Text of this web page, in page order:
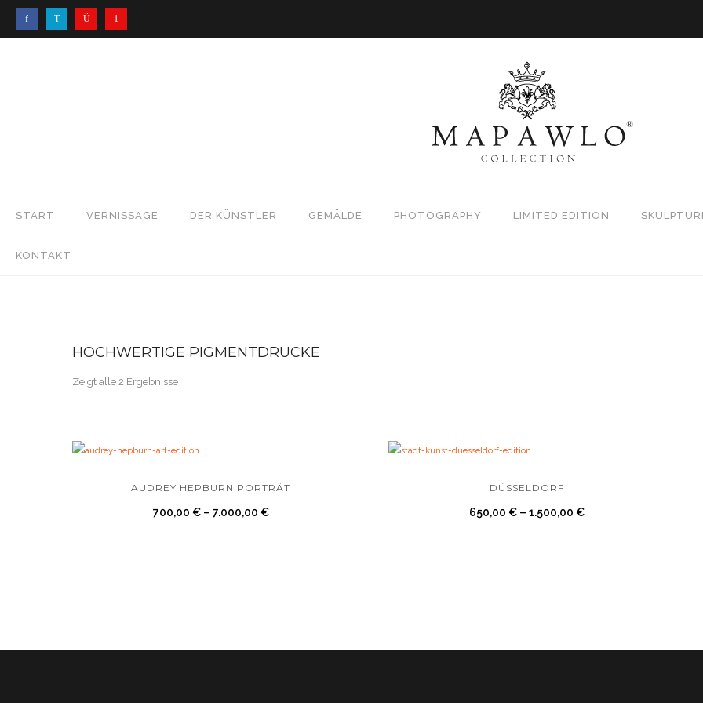
START VERNISSAGE DER KÜNSTLER GEMÄLDE PHOTOGRAPHY LIMITED EDITION
KONTAKT
HOCHWERTIGE PIGMENTDRUCKE
Zeigt alle 2 Ergebnisse
AUDREY HEPBURN PORTRÄT
700,00 €– 7.000,00 €
DÜSSELDORF
650,00 € –1.500,00 €